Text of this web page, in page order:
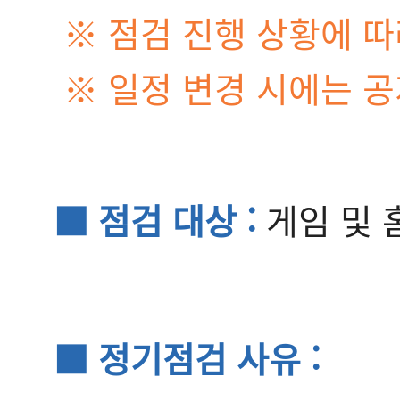
※ 점검 진행 상황에
※ 일정 변경 시에는
■ 점검 대상 : 게임 및
■ 정기점검 사유 :